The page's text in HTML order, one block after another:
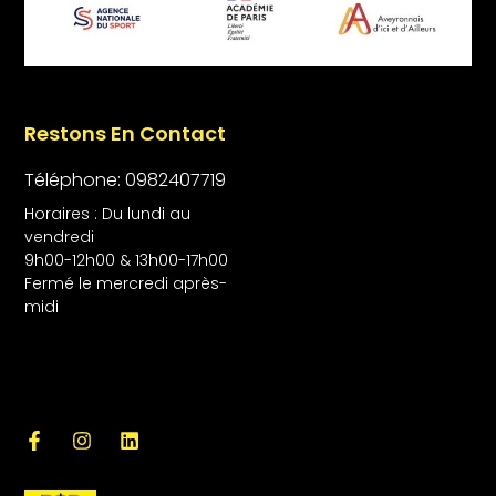
Restons En Contact
Téléphone: 0982407719
Horaires : Du lundi au
vendredi
9h00-12h00 & 13h00-17h00
Fermé le mercredi après-
midi